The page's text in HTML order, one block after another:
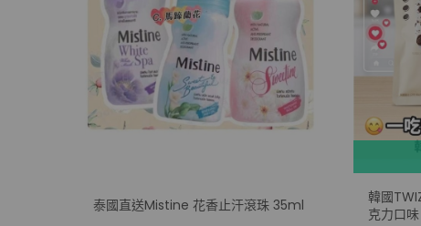
泰國直送Mistine 花香止汗滾珠 35ml
韓國
克力口